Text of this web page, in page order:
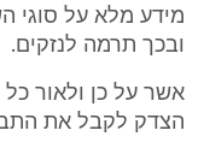
מידע מלא על סוגי
ובכך תרמה לנזקים.
אשר על כן ולאור כל
הצדק לקבל את